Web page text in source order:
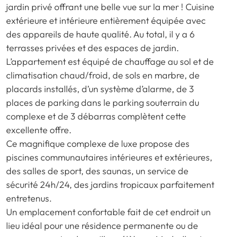
jardin privé offrant une belle vue sur la mer ! Cuisine
extérieure et intérieure entièrement équipée avec
des appareils de haute qualité. Au total, il y a 6
terrasses privées et des espaces de jardin.
L’appartement est équipé de chauffage au sol et de
climatisation chaud/froid, de sols en marbre, de
placards installés, d’un système d’alarme, de 3
places de parking dans le parking souterrain du
complexe et de 3 débarras complètent cette
excellente offre.
Ce magnifique complexe de luxe propose des
piscines communautaires intérieures et extérieures,
des salles de sport, des saunas, un service de
sécurité 24h/24, des jardins tropicaux parfaitement
entretenus.
Un emplacement confortable fait de cet endroit un
lieu idéal pour une résidence permanente ou de